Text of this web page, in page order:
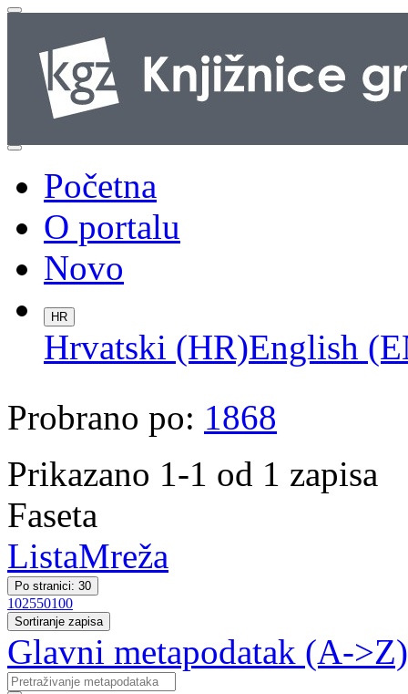
Početna
O portalu
Novo
HR
Hrvatski (HR)English
Probrano po: 1868
Prikazano 1-1 od 1 zapisa
Faseta
ListaMreža
Po stranici: 30
102550100
Sortiranje zapisa
Glavni metapodatak (A->Z)